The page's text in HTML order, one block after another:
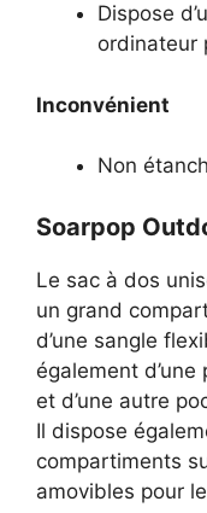
Dispose
ordinateur
Inconvénient
Non
Soarpop
Le sac à dos
un grand
d’une sangle
également
et d’une autre
Il dispose
compartiments
amovibles pour